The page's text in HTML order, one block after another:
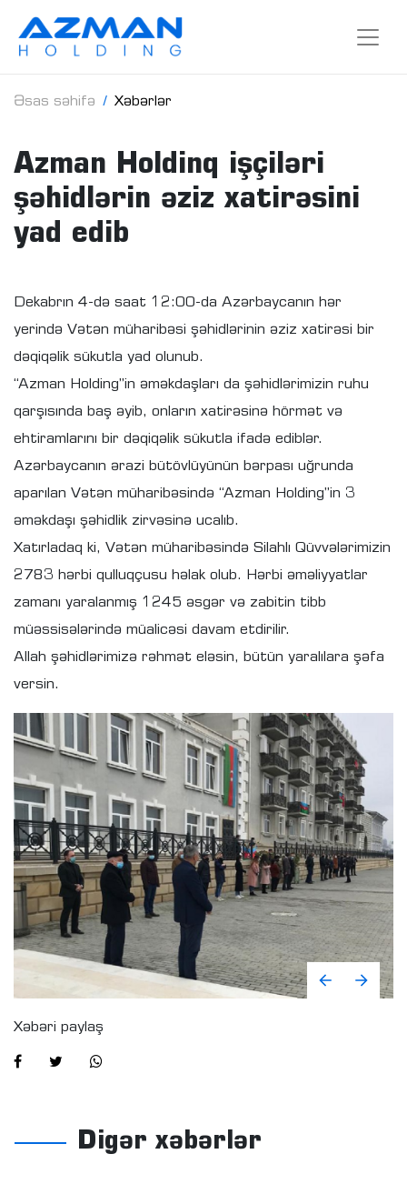
Əsas səhifə Xəbərlər
Azman Holdinq işçiləri
şəhidlərin əziz xatirəsini
yad edib
Dekabrın 4-də saat 12:00-da Azərbaycanın hər
yerində Vətən müharibəsi şəhidlərinin əziz xatirəsi bir
dəqiqəlik sükutla yad olunub.
“Azman Holding”in əməkdaşları da şəhidlərimizin ruhu
qarşısında baş əyib, onların xatirəsinə hörmət və
ehtiramlarını bir dəqiqəlik sükutla ifadə ediblər.
Azərbaycanın ərazi bütövlüyünün bərpası uğrunda
aparılan Vətən müharibəsində “Azman Holding”in 3
əməkdaşı şəhidlik zirvəsinə ucalıb.
Xatırladaq ki, Vətən müharibəsində Silahlı Qüvvələrimizin
2783 hərbi qulluqçusu həlak olub. Hərbi əməliyyatlar
zamanı yaralanmış 1245 əsgər və zabitin tibb
müəssisələrində müalicəsi davam etdirilir.
Allah şəhidlərimizə rəhmət eləsin, bütün yaralılara şəfa
versin.
Xəbəri paylaş
Digər xəbərlər